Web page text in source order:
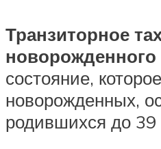
Транзиторное
новорожденного
состояние,
новорожденных,
родившихся до 39